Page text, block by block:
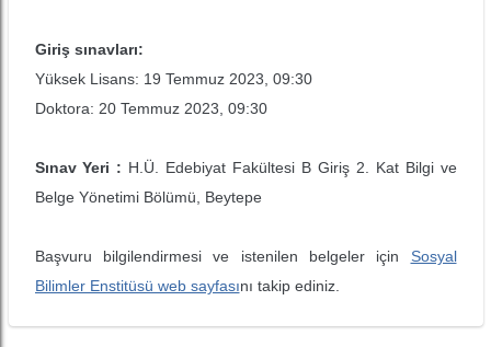
Giriş sınavları:
Yüksek Lisans: 19 Temmuz 2023, 09:30
Doktora: 20 Temmuz 2023, 09:30
Sınav Yeri : H.Ü. Edebiyat Fakültesi B Giriş 2. Kat Bilgi ve
Belge Yönetimi Bölümü, Beytepe
Başvuru bilgilendirmesi ve istenilen belgeler için Sosyal
Bilimler Enstitüsü web sayfasını takip ediniz.